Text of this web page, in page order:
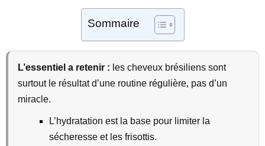
Sommaire
L’essentiel a retenir : les cheveux brésiliens sont
surtout le résultat d’une routine régulière, pas d’un
miracle.
L’hydratation est la base pour limiter la
sécheresse et les frisottis.